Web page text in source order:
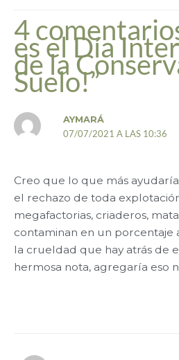
4
es el Día
de la
Suelo!”
AYMARÁ
07/07/2021 A LAS 10:36
Creo que lo que más
el rechazo de toda
megafactorias, criaderos,
contaminan en un porcentaje
la crueldad que hay atrás de
hermosa nota, agregaría eso